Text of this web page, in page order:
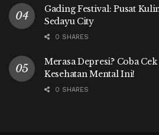
Gading Festival: Pusat
Sedayu City
0 SHARES
Merasa Depresi? Coba
Kesehatan Mental Ini!
0 SHARES